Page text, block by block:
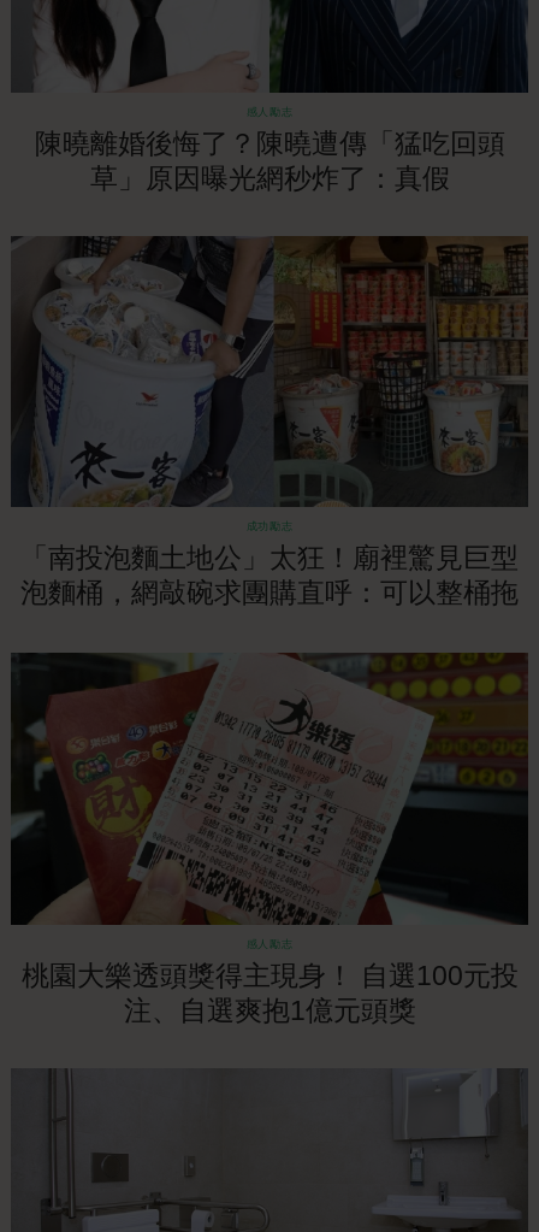
感人勵志
陳曉離婚後悔了？陳曉遭傳「猛吃回頭
草」原因曝光網秒炸了：真假
成功勵志
「南投泡麵土地公」太狂！廟裡驚見巨型
泡麵桶，網敲碗求團購直呼：可以整桶拖
感人勵志
桃園大樂透頭獎得主現身！ 自選100元投
注、自選爽抱1億元頭獎